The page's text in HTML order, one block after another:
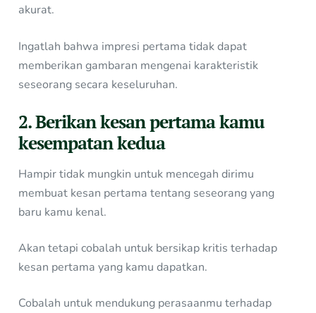
akurat.
Ingatlah bahwa impresi pertama tidak dapat
memberikan gambaran mengenai karakteristik
seseorang secara keseluruhan.
2. Berikan kesan pertama kamu
kesempatan kedua
Hampir tidak mungkin untuk mencegah dirimu
membuat kesan pertama tentang seseorang yang
baru kamu kenal.
Akan tetapi cobalah untuk bersikap kritis terhadap
kesan pertama yang kamu dapatkan.
Cobalah untuk mendukung perasaanmu terhadap